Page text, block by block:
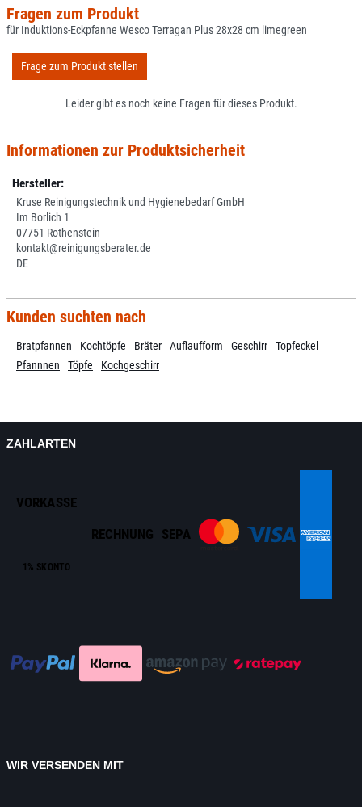
Fragen zum Produkt
für Induktions-Eckpfanne Wesco Terragan Plus 28x28 cm limegreen
Frage zum Produkt stellen
Leider gibt es noch keine Fragen für dieses Produkt.
Informationen zur Produktsicherheit
Hersteller:
Kruse Reinigungstechnik und Hygienebedarf GmbH
Im Borlich 1
07751 Rothenstein
kontakt@reinigungsberater.de
DE
Kunden suchten nach
Bratpfannen Kochtöpfe Bräter Auflaufform Geschirr
Topfeckel
Pfannnen
Töpfe Kochgeschirr
ZAHLARTEN
VORKASSE
1% SKONTO
RECHNUNG SEPA
WIR VERSENDEN MIT